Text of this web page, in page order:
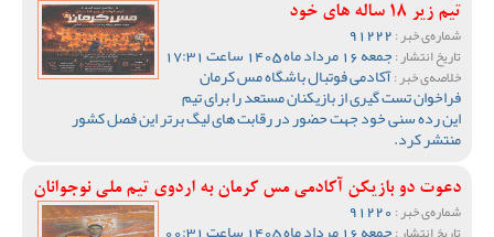
تیم زیر 18 ساله های خود
شماره‌ی خبر :
تاریخ انتشار :جمعه 16 مرداد ماه 1405 ساعت 17:31
خلاصه‌ی خبر :آکادمی فوتبال باشگاه مس کرمان
فراخوان تست گیری از بازیکنان مستعد را برای تیم
این رده سنی خود جهت حضور در رقابت های لیگ برتر این فصل کشور
منتشر کرد.
دعوت دو بازیکن آکادمی مس کرمان به اردوی تیم ملی نوجوانان
شماره‌ی خبر :